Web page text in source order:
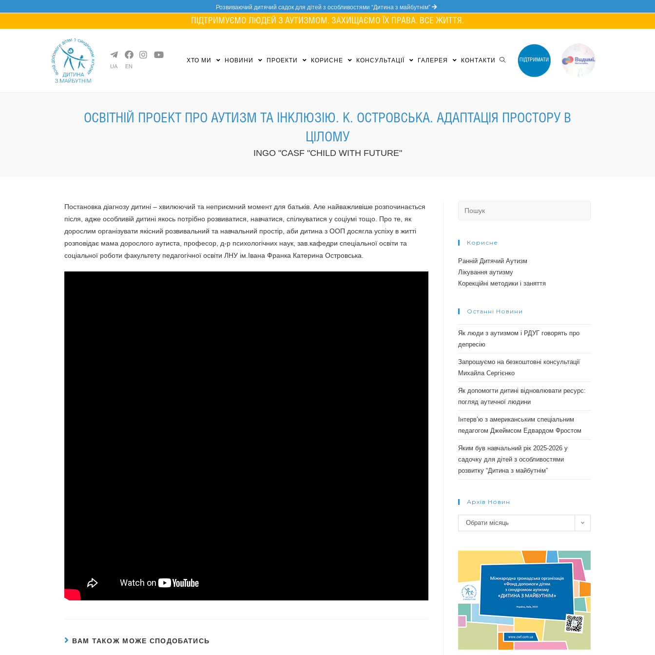
content
Розвиваючий дитячий садок для дітей з особливостями “Дитина з майбутнім”
ПІДТРИМУЄМО ЛЮДЕЙ З АУТИЗМОМ. ЗАХИЩАЄМО ЇХ ПРАВА. ВСЕ ЖИТТЯ.
UA EN
ХТО МИ НОВИНИ ПРОЕКТИ КОРИСНЕ КОНСУЛЬТАЦІЇ ГАЛЕРЕЯ КОНТАКТИ
ОСВІТНІЙ ПРОЕКТ ПРО АУТИЗМ ТА ІНКЛЮЗІЮ. К. ОСТРОВСЬКА. АДАПТАЦІЯ ПРОСТОРУ В
ЦІЛОМУ
INGO "CASF "CHILD WITH FUTURE"
Постановка діагнозу дитині – хвилюючий та неприємний момент для батьків. Але найважливіше розпочинається
після, адже особливій дитині якось потрібно розвиватися, навчатися, спілкуватися у соціумі тощо. Про те, як
дорослим організувати якісний розвивальний та навчальний простір, аби дитина з ООП досягла успіху в житті
розповідає мама дорослого аутиста, професор, д-р психологічних наук, зав.кафедри спеціальної освіти та
соціальної роботи факультету педагогічної освіти ЛНУ ім.Івана Франка Катерина Островська.
ВАМ ТАКОЖ МОЖЕ СПОДОБАТИСЬ
Корисне
Ранній Дитячий Аутизм
Лікування аутизму
Корекційні методики і заняття
Останні Новини
Як люди з аутизмом і РДУГ говорять про
депресію
Запрошуємо на безкоштовні консультації
Михайла Сергієнко
Як допомогти дитині відновлювати ресурс:
погляд аутичної людини
Інтерв’ю з американським спеціальним
педагогом Джеймсом Едвардом Фростом
Яким був навчальний рік 2025-2026 у
садочку для дітей з особливостями
розвитку “Дитина з майбутнім”
Архів Новин
Архів
новин
Обрати місяць